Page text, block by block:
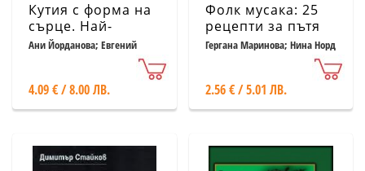
Кутия с форма на
сърце. Най-
великите
любовни истории
Ани Йорданова; Евгений
Дайнов; Ивайло Александров
4.09 € / 8.00 ЛВ.
Фолк мусака: 25
рецепти за пътя
към успеха
Гергана Маринова; Нина Норд
2.56 € / 5.01 ЛВ.